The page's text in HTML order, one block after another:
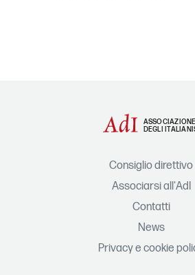
ASSOCIAZIONE
DEGLI
Consiglio direttivo
Associarsi all'AdI
Contatti
News
Privacy e cookie